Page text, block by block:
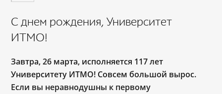
С днем рождения, Университет
ИТМО!
Завтра, 26 марта, исполняется 117 лет
Университету ИТМО! Совсем большой вырос.
Если вы неравнодушны к первому